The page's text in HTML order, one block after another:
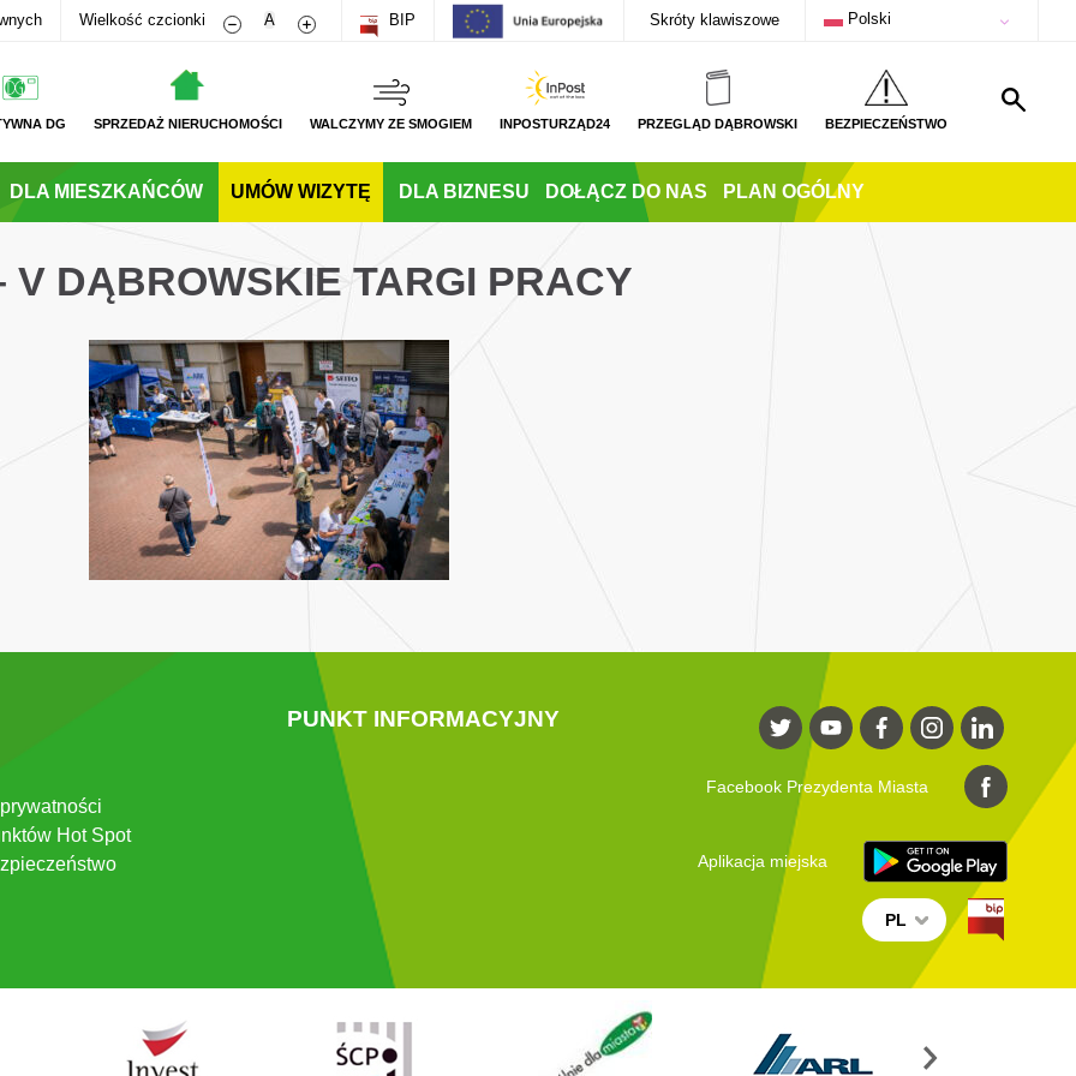
Wielkość czcionki Zmniejsz rozmiar czcionki
A Zwiększ rozmiar czcionki
BIP Skróty klawiszowe Polski
DG SPRZEDAŻ NIERUCHOMOŚCI WALCZYMY ZE SMOGIEM INPOSTURZĄD24 PRZEGLĄD DĄBROWSKI BEZPIECZEŃSTWO
DLA MIESZKAŃCÓW UMÓW WIZYTĘ DLA BIZNESU DOŁĄCZ DO NAS PLAN OGÓLNY
V DĄBROWSKIE TARGI PRACY
Hot Spot
PUNKT INFORMACYJNY
Facebook Prezydenta Miasta
Aplikacja miejska
PL